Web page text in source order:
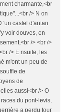
charmante,<br
/> N on
'un castel d'antan
voir douves, en
/> <br />
/> E nsuite, les
m'ont un peu de
de
de
aussi<br /> O
du pont-levis,
a perdu tour